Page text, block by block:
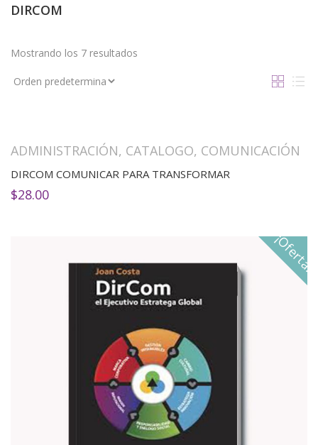
DIRCOM
Mostrando los 7 resultados
ADMINISTRACIÓN, CATALOGO, COMUNICACIÓN
DIRCOM COMUNICAR PARA TRANSFORMAR
$28.00
¡Oferta!